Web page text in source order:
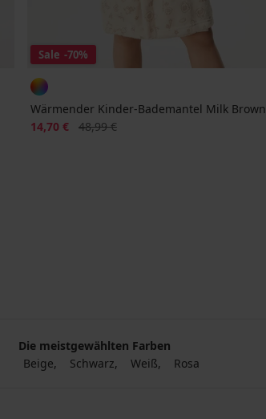
Sale -70%
Wärmender Kinder-Bademantel Milk Brown
Rabatt
14,70 € Alter Preis
48,99 €
Die meistgewählten Farben
Beige
Schwarz Weiß Rosa